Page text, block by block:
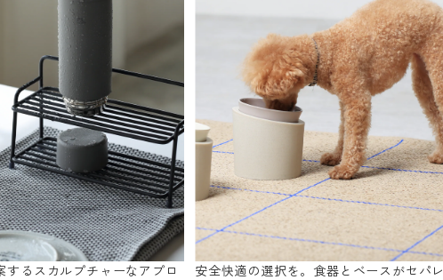
るスカルプチャーなアプロ
安全快適の選択を。食器とベースがセパレ